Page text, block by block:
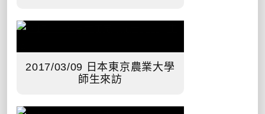
2017/03/09 日本東京農業大學
師生來訪